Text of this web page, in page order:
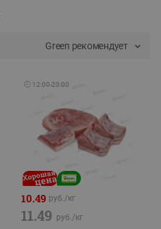
Green рекомендует
🕘 12:00-20:00
10.49 руб./кг
11.49 руб./кг